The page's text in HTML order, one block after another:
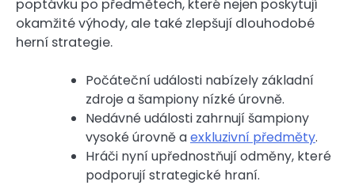
poptávku po předmětech, které nejen poskytují
okamžité výhody, ale také zlepšují dlouhodobé
herní strategie.
Počáteční události nabízely základní
zdroje a šampiony nízké úrovně.
Nedávné události zahrnují šampiony
vysoké úrovně aexkluzivní předměty.
Hráči nyní upřednostňují odměny, které
podporují strategické hraní.